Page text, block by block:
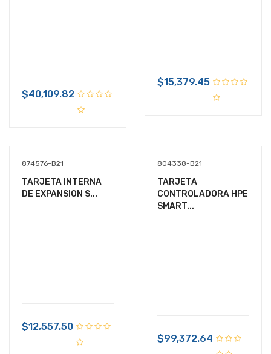
$40,109.82
$15,379.45
874576-B21
TARJETA INTERNA
DE EXPANSION S...
$12,557.50
804338-B21
TARJETA
CONTROLADORA HPE
SMART...
$99,372.64